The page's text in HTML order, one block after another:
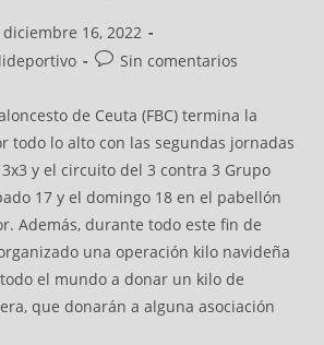
diciembre 16, 2022
Sin comentarios
de Ceuta (FBC) termina la
todo lo alto con las segundas jornadas
y el circuito del 3 contra 3 Grupo
17 y el domingo 18 en el pabellón
Además, durante todo este fin de
una operación kilo navideña
el mundo a donar un kilo de
que donarán a alguna asociación